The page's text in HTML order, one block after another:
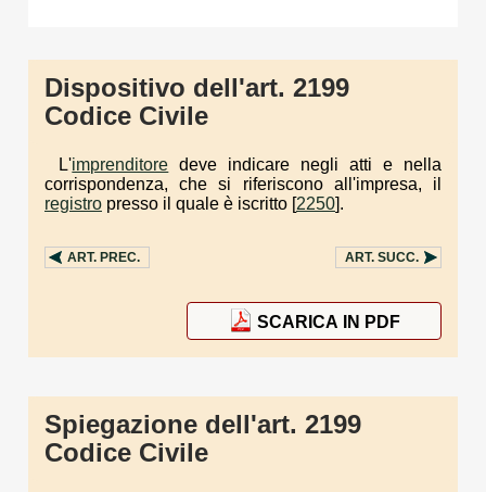
Dispositivo dell'art. 2199
Codice Civile
L'imprenditore deve indicare negli atti e nella
corrispondenza, che si riferiscono all'impresa, il
registro presso il quale è iscritto [2250].
ART. PREC. ART. SUCC.
SCARICA IN PDF
Spiegazione dell'art. 2199
Codice Civile